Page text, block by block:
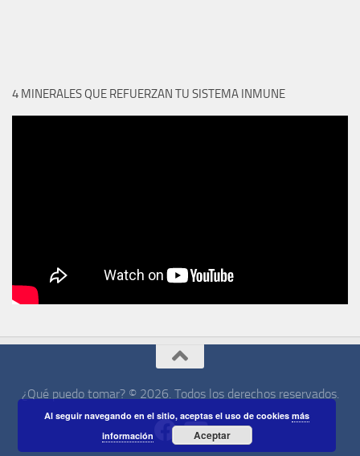
4 MINERALES QUE REFUERZAN TU SISTEMA INMUNE
¿Qué puedo tomar? © 2026. Todos los derechos reservados.
Al seguir navegando en el sitio, aceptas el uso de cookiesmás
información
Aceptar